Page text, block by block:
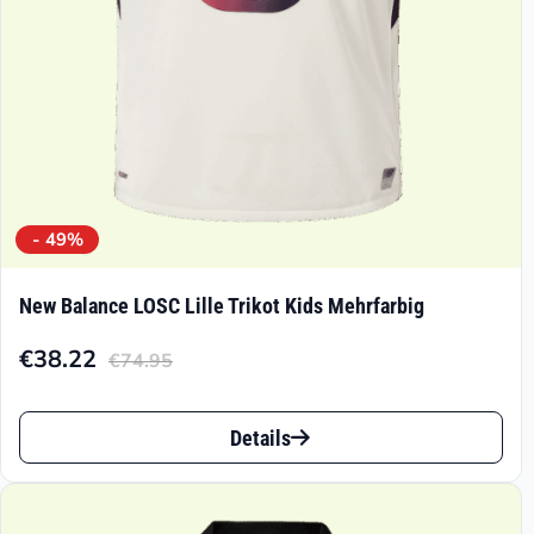
- 49%
New Balance LOSC Lille Trikot Kids Mehrfarbig
€74.95
Ursprünglicher
Preis
€74.95
€38.22
Aktueller
Preis
€38.22.
Dieses
Produkt
Details